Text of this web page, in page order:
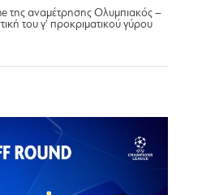
της αναμέτρησης Ολυμπιακός –
του γ’ προκριματικού γύρου